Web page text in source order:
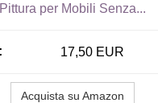
Pittura per Mobili Senza...
17,50 EUR
Acquista su Amazon